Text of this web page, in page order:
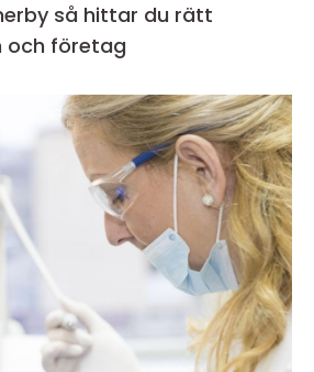
du rätt
och företag